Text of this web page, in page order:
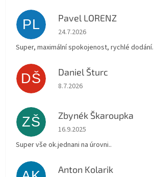
PL Pavel LORENZ
Hodnocení obchodu je 5 z 5
24.7.2026
Super, maximální spokojenost, rychlé dodání.
DŠ Daniel Šturc
Hodnocení obchodu je 5 z 5
8.7.2026
ZŠ Zbynék Škaroupka
Hodnocení obchodu je 5 z 5
16.9.2025
Super vše ok.jednani na úrovni..
Anton Kolarik